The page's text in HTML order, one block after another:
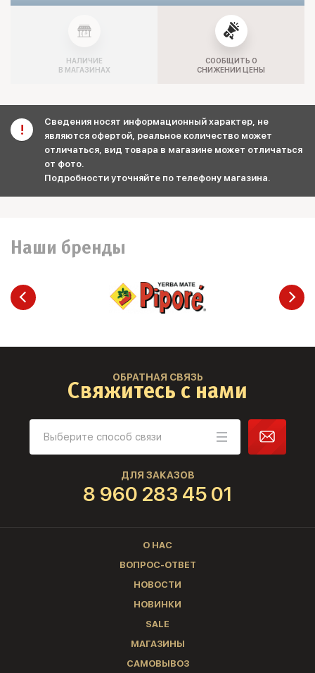
НАЛИЧИЕ
В МАГАЗИНАХ
СООБЩИТЬ О
СНИЖЕНИИ ЦЕНЫ
Сведения носят информационный характер, не
являются офертой, реальное количество может
отличаться, вид товара в магазине может отличаться
от фото.
Подробности уточняйте по телефону магазина.
Наши бренды
ОБРАТНАЯ СВЯЗЬ
Свяжитесь с нами
ДЛЯ ЗАКАЗОВ
8 960 283 45 01
О НАС
ВОПРОС-ОТВЕТ
НОВОСТИ
НОВИНКИ
SALE
МАГАЗИНЫ
САМОВЫВОЗ